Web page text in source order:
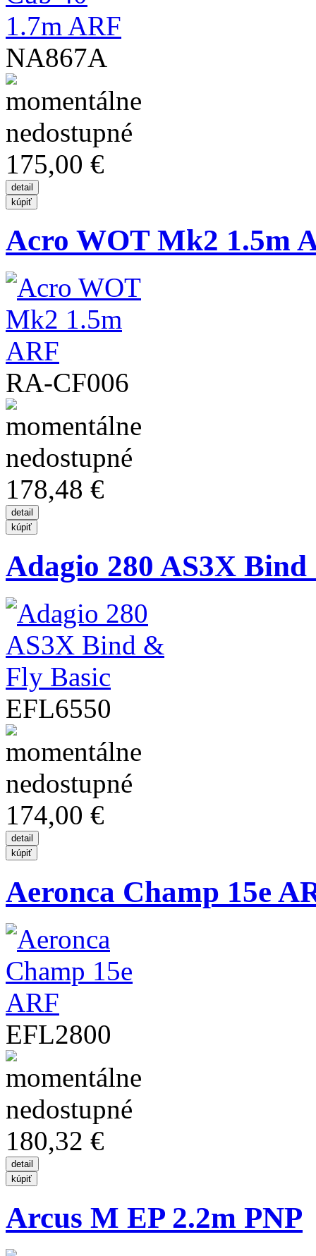
NA867A
175,00 €
Acro WOT Mk2 1.5m
RA-CF006
178,48 €
Adagio 280 AS3X
EFL6550
174,00 €
Aeronca Champ 15e
EFL2800
180,32 €
Arcus M EP 2.2m PNP